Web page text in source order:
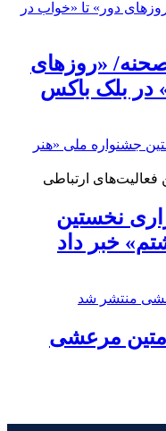
«روزهای
در بلک باکس
فعالیت‌های ارتباطی
نخستین
خبر داد
متین مرعشی